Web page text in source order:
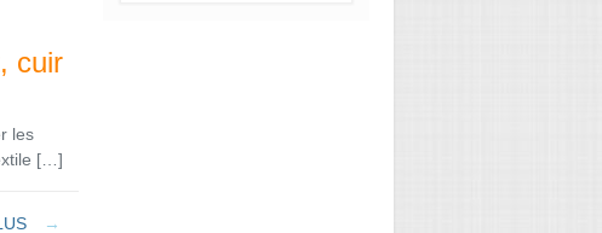
cuir
les
[…]
→